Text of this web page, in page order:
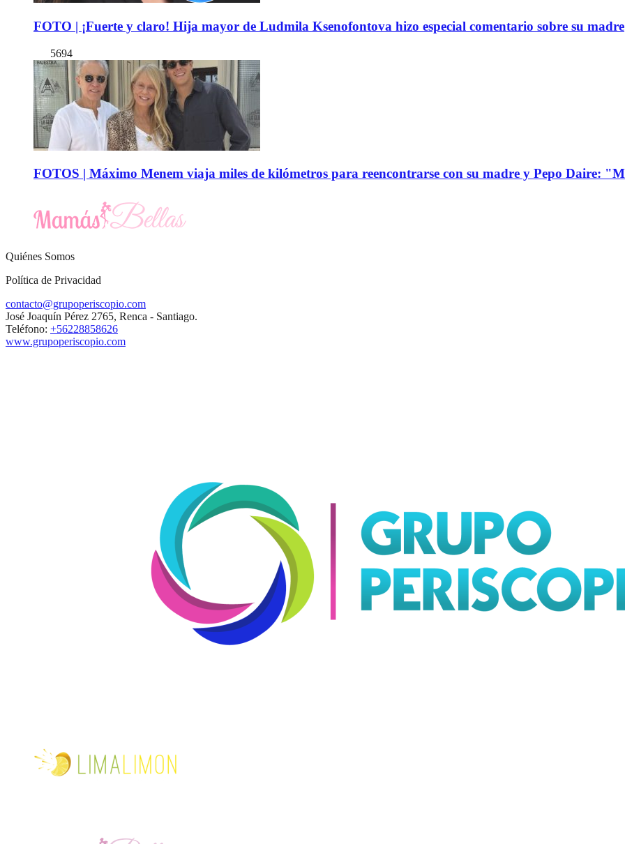
FOTO | ¡Fuerte y claro! Hija mayor de Ludmila Ksenofontova hizo especial comentario sobre su madre
5694
FOTOS | Máximo Menem viaja miles de kilómetros para reencontrarse con su madre y Pepo Daire:
Quiénes Somos
Política de Privacidad
contacto@grupoperiscopio.com
José Joaquín Pérez 2765, Renca - Santiago.
Teléfono: +56228858626
www.grupoperiscopio.com